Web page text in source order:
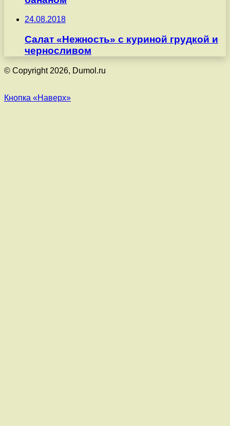
24.08.2018
Салат «Нежность» с куриной грудкой и
черносливом
© Copyright 2026, Dumol.ru
Кнопка «Наверх»